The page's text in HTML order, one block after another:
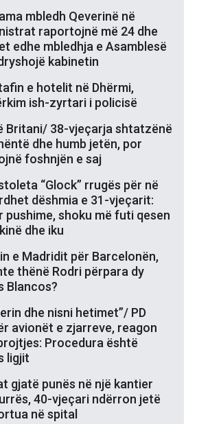
mbledh Qeverinë në
raportojnë më 24 dhe
edhe mbledhja e Asamblesë
kabinetin
e hotelit në Dhërmi,
ish-zyrtari i policisë
Britani/ 38-vjeçarja shtatzënë
dhe humb jetën, por
foshnjën e saj
“Glock” rrugës për në
dëshmia e 31-vjeçarit:
pushime, shoku më futi qesen
dhe iku
e Madridit për Barcelonën,
thënë Rodri përpara dy
Blancos?
dhe nisni hetimet”/ PD
avionët e zjarreve, reagon
Procedura është
ligjit
gjatë punës në një kantier
40-vjeçari ndërron jetë
në spital